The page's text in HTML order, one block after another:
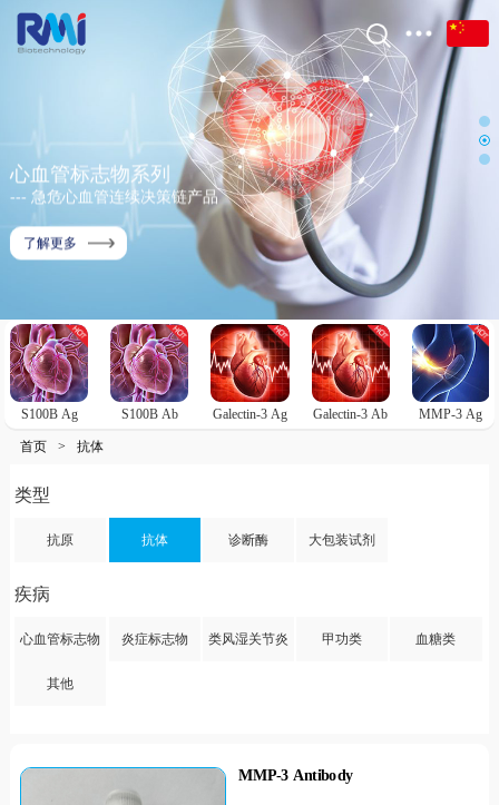
心血管标志物系列
--- 急危心血管连续决策链产品
了解更多
S100B Ag S100B Ab Galectin-3 Ag Galectin-3 Ab MMP-3 Ag
首页 > 抗体
类型
抗原 抗体 诊断酶 大包装试剂
疾病
心血管标志物 炎症标志物 类风湿关节炎 甲功类 血糖类
其他
MMP-3 Antibody